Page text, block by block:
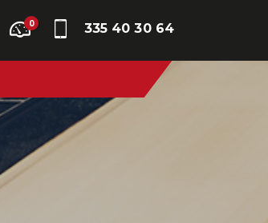
335 40 30 64
0